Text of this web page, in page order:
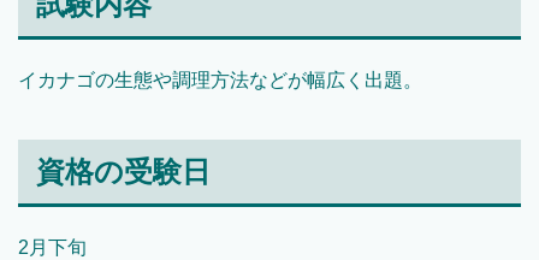
イカナゴの生態や調理方法などが幅広く出題。
資格の受験日
2月下旬